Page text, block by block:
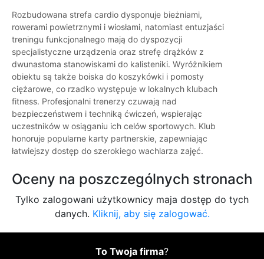
Rozbudowana strefa cardio dysponuje bieżniami,
rowerami powietrznymi i wiosłami, natomiast entuzjaści
treningu funkcjonalnego mają do dyspozycji
specjalistyczne urządzenia oraz strefę drążków z
dwunastoma stanowiskami do kalisteniki. Wyróżnikiem
obiektu są także boiska do koszykówki i pomosty
ciężarowe, co rzadko występuje w lokalnych klubach
fitness. Profesjonalni trenerzy czuwają nad
bezpieczeństwem i techniką ćwiczeń, wspierając
uczestników w osiąganiu ich celów sportowych. Klub
honoruje popularne karty partnerskie, zapewniając
łatwiejszy dostęp do szerokiego wachlarza zajęć.
Oceny na poszczególnych stronach
Tylko zalogowani użytkownicy maja dostęp do tych
danych. Kliknij, aby się zalogować.
To Twoja firma?